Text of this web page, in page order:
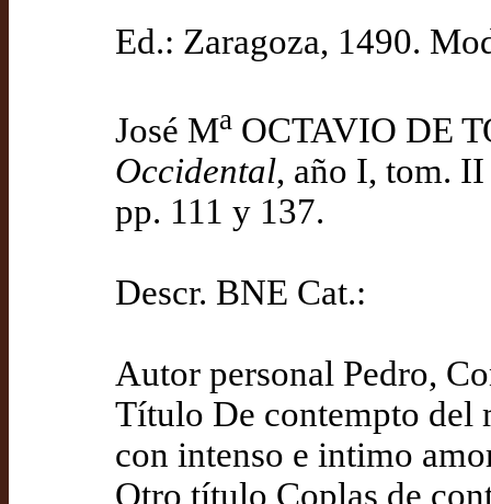
Ed.: Zaragoza, 1490.
José Ma OCTAVIO DE
Occidental, año I, tom.
pp. 111 y 137.
Descr. BNE Cat.:
Autor personal Pedro,
Título De contempto del
con intenso e intimo
Otro título Coplas de